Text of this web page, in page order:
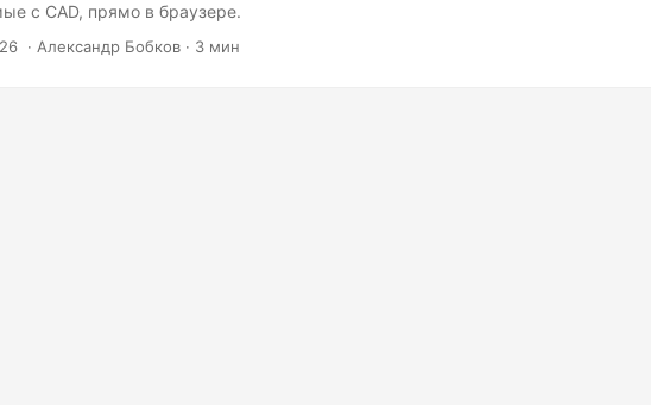
с CAD, прямо в браузере.
‎ · Александр Бобков · 3 мин